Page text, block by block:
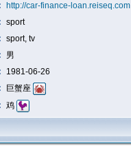
http://car-finance-loan.reiseq.com
sport
sport, tv
男
1981-06-26
巨蟹座
鸡